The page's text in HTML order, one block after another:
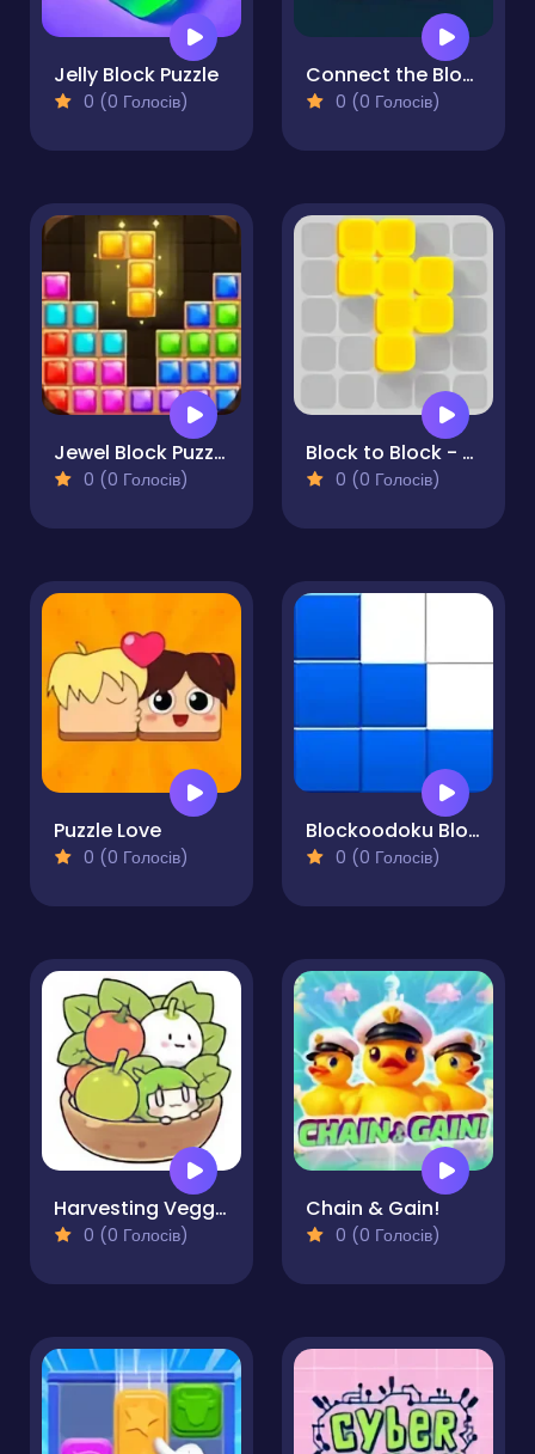
Jelly Block Puzzle
0 (0 Голосів)
Connect the Blocks Mind Grid
0 (0 Голосів)
Jewel Block Puzzle
0 (0 Голосів)
Block to Block - Puzzle
0 (0 Голосів)
Puzzle Love
0 (0 Голосів)
Blockoodoku Block Puzzle
0 (0 Голосів)
Harvesting Veggies
0 (0 Голосів)
Chain & Gain!
0 (0 Голосів)